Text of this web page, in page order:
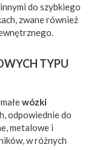
do szybkiego
zwane również
TYPU
wózki
odpowiednie do
metalowe i
w różnych